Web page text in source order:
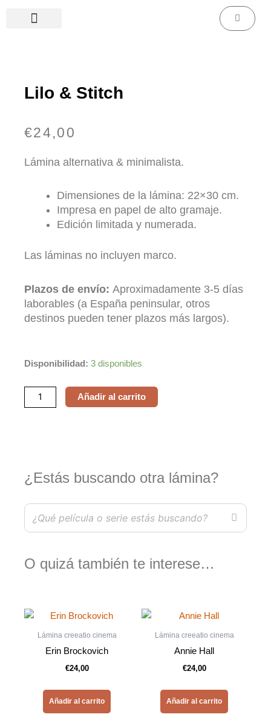
Carrito
Lilo & Stitch
€24,00
Lámina alternativa & minimalista.
Dimensiones de la lámina: 22×30 cm.
Impresa en papel de alto gramaje.
Edición limitada y numerada.
Las láminas no incluyen marco.
Plazos de envío: Aproximadamente 3-5 días
laborables (a España peninsular, otros
destinos pueden tener plazos más largos).
Disponibilidad: 3 disponibles
Lilo
Stitch
cantidad
Añadir al carrito
¿Estás buscando otra lámina?
O quizá también te interese…
Lámina creeatio cinema
Erin Brockovich
€24,00
Añadir al carrito
Lámina creeatio cinema
Annie Hall
€24,00
Añadir al carrito